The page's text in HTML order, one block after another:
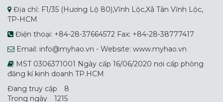
XÀ BÔNG HOA LÀI
Địa chỉ: F1/35 (Hương Lộ 80),Vĩnh Lộc,Xã Tân Vĩnh Lộc,
TP-HCM
Điện thoại: +84-28-37664572 Fax: +84-28-38777417
Email: info@myhao.vn - Website: www.myhao.vn
MST 0306371001 Ngày cấp 16/06/2020 nơi cấp phòng
đăng kí kinh doanh TP.HCM
Đang truy cập
8
Trong ngày
1215